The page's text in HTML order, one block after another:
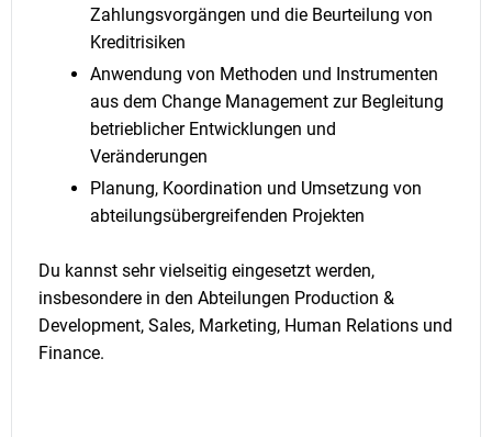
Zahlungsvorgängen und die Beurteilung von
Kreditrisiken
Anwendung von Methoden und Instrumenten
aus dem Change Management zur Begleitung
betrieblicher Entwicklungen und
Veränderungen
Planung, Koordination und Umsetzung von
abteilungsübergreifenden Projekten
Du kannst sehr vielseitig eingesetzt werden,
insbesondere in den Abteilungen Production &
Development, Sales, Marketing, Human Relations und
Finance.